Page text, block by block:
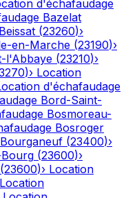
d'échafaudage
Bazelat
Beissat (23260)›
en-Marche (23190)›
l'Abbaye (23210)›
)› Location
d'échafaudage
Bord-Saint-
Bosmoreau-
Bosroger
Bourganeuf (23400)›
(23600)›
(23600)› Location
Location